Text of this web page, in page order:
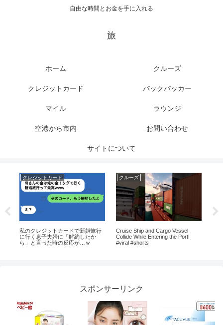
自由な時間とお金を手に入れる
旅
ホーム クルーズ
クレジットカード バックパッカー
マイル ラウンジ
空港から市内 お問い合わせ
サイトについて
クレジットカード
私のクレジットカードで新婚旅行
に行く息子夫婦に「解約したか
ら」と言った時の反応が…ｗ
クルーズ
Cruise Ship and Cargo Vessel
Collide While Entering the Port!
#viral #shorts
スポンサーリンク